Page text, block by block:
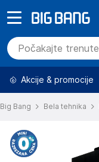
Akcije & promocije
Big Bang Bela tehnika